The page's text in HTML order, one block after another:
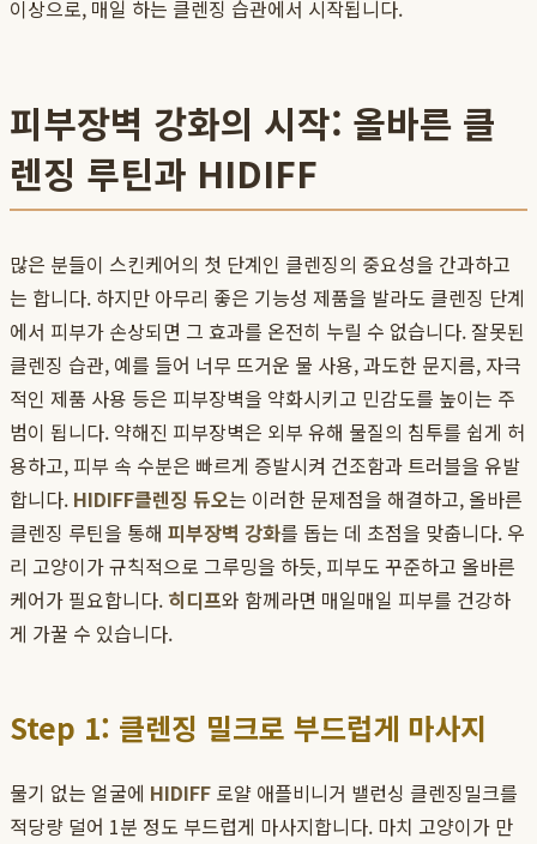
이상으로, 매일 하는 클렌징 습관에서 시작됩니다.
피부장벽 강화의 시작: 올바른 클
렌징 루틴과 HIDIFF
많은 분들이 스킨케어의 첫 단계인 클렌징의 중요성을 간과하고
는 합니다. 하지만 아무리 좋은 기능성 제품을 발라도 클렌징 단계
에서 피부가 손상되면 그 효과를 온전히 누릴 수 없습니다. 잘못된
클렌징 습관, 예를 들어 너무 뜨거운 물 사용, 과도한 문지름, 자극
적인 제품 사용 등은 피부장벽을 약화시키고 민감도를 높이는 주
범이 됩니다. 약해진 피부장벽은 외부 유해 물질의 침투를 쉽게 허
용하고, 피부 속 수분은 빠르게 증발시켜 건조함과 트러블을 유발
합니다. HIDIFF클렌징 듀오는 이러한 문제점을 해결하고, 올바른
클렌징 루틴을 통해 피부장벽 강화를 돕는 데 초점을 맞춥니다. 우
리 고양이가 규칙적으로 그루밍을 하듯, 피부도 꾸준하고 올바른
케어가 필요합니다. 히디프와 함께라면 매일매일 피부를 건강하
게 가꿀 수 있습니다.
Step 1: 클렌징 밀크로 부드럽게 마사지
물기 없는 얼굴에 HIDIFF 로얄 애플비니거 밸런싱 클렌징밀크를
적당량 덜어 1분 정도 부드럽게 마사지합니다. 마치 고양이가 만